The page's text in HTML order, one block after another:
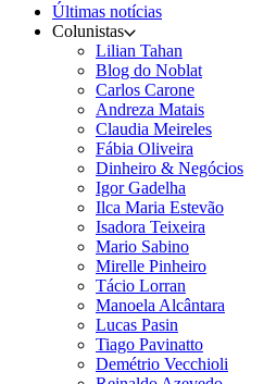
Últimas notícias
Colunistas
Lilian Tahan
Blog do Noblat
Carlos Carone
Andreza Matais
Claudia Meireles
Fábia Oliveira
Dinheiro & Negócios
Igor Gadelha
Ilca Maria Estevão
Isadora Teixeira
Mario Sabino
Mirelle Pinheiro
Tácio Lorran
Manoela Alcântara
Lucas Pasin
Tiago Pavinatto
Demétrio Vecchioli